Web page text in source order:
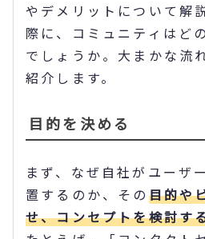
やデメリットについて解
際に、コミュニティはど
でしょうか。大まかな流
紹介します。
目的を決める
まず、なぜ自社がユーザ
置するのか、その 目的や
せ、コンセプトを検討す